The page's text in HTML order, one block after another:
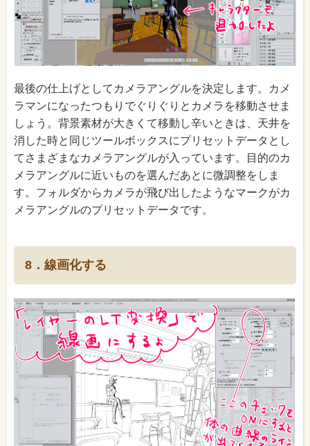
最後の仕上げとしてカメラアングルを決定します。カメ
ラマンになったつもりでぐりぐりとカメラを移動させま
しょう。背景素材が大きくて移動し辛いときは、天井を
消した時と同じツールボックスにプリセットデータとし
てさまざまなカメラアングルが入っています。目的のカ
メラアングルに近いものを選んだあとに微調整をしま
す。フォルダからカメラが飛び出したようなマークがカ
メラアングルのプリセットデータです。
8．線画化する